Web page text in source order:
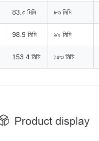
83.৩ মিমি ৮৩ মিমি
98.9 মিমি ৯৯ মিমি
153.4 মিমি ১৫৩ মিমি